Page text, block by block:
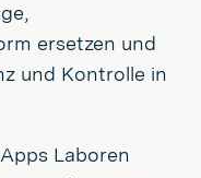
ersetzen und
und Kontrolle in
Laboren